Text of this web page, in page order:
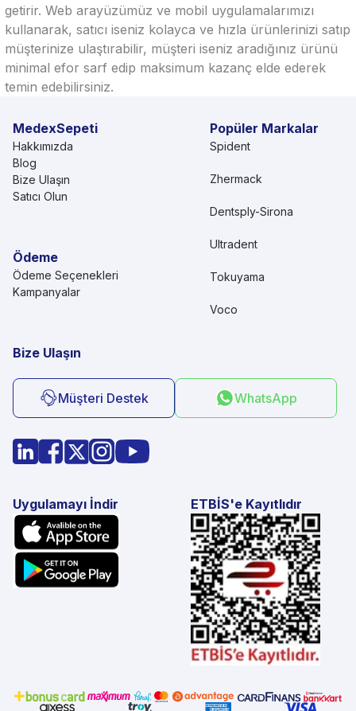
getirir. Web arayüzümüz ve mobil uygulamalarımızı
kullanarak, satıcı iseniz kolayca ve hızla ürünlerinizi satıp
müşterinize ulaştırabilir, müşteri iseniz aradığınız ürünü
minimal efor sarf edip maksimum kazanç elde ederek
temin edebilirsiniz.
MedexSepeti
Hakkımızda
Blog
Bize Ulaşın
Satıcı Olun
Ödeme
Ödeme Seçenekleri
Kampanyalar
Popüler Markalar
Spident
Zhermack
Dentsply-Sirona
Ultradent
Tokuyama
Voco
Bize Ulaşın
Müşteri Destek WhatsApp
Uygulamayı İndir ETBİS'e Kayıtlıdır